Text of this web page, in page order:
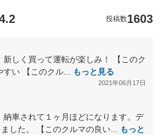
投稿数1603
新しく買って運転が楽しみ！ 【このク
い 【このクル...
もっと見る
2021年06月17日
納車されて１ヶ月ほどになります。デ
した。 【このクルマの良い...
もっと